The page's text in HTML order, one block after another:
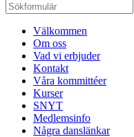
Välkommen
Om oss
Vad vi erbjuder
Kontakt
Våra kommittéer
Kurser
SNYT
Medlemsinfo
Några danslänkar